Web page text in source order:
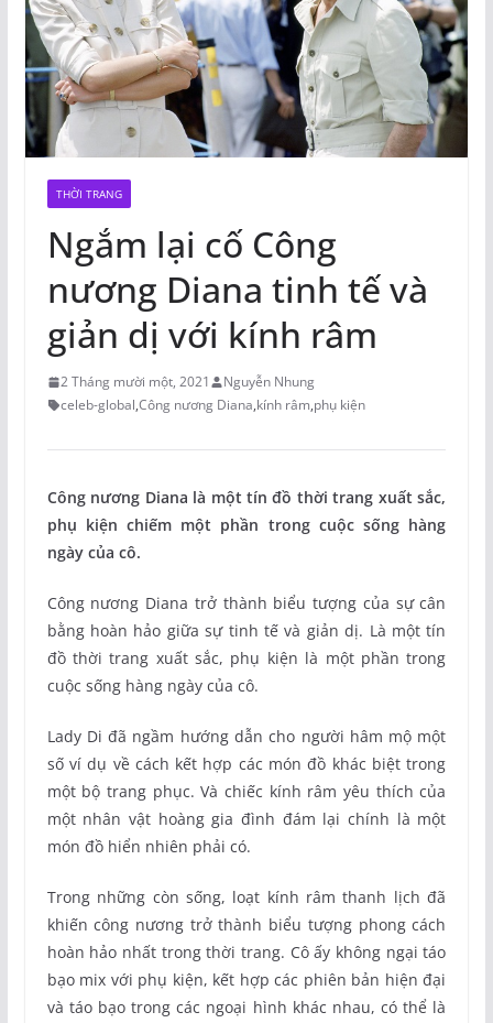
THỜI TRANG
Ngắm lại cố Công
nương Diana tinh tế và
giản dị với kính râm
2 Tháng mười một, 2021
Nguyễn Nhung
celeb-global,Công nương Diana,kính râm,phụ kiện
Công nương Diana là một tín đồ thời trang xuất sắc,
phụ kiện chiếm một phần trong cuộc sống hàng
ngày của cô.
Công nương Diana trở thành biểu tượng của sự cân
bằng hoàn hảo giữa sự tinh tế và giản dị. Là một tín
đồ thời trang xuất sắc, phụ kiện là một phần trong
cuộc sống hàng ngày của cô.
Lady Di đã ngầm hướng dẫn cho người hâm mộ một
số ví dụ về cách kết hợp các món đồ khác biệt trong
một bộ trang phục. Và chiếc kính râm yêu thích của
một nhân vật hoàng gia đình đám lại chính là một
món đồ hiển nhiên phải có.
Trong những còn sống, loạt kính râm thanh lịch đã
khiến công nương trở thành biểu tượng phong cách
hoàn hảo nhất trong thời trang. Cô ấy không ngại táo
bạo mix với phụ kiện, kết hợp các phiên bản hiện đại
và táo bạo trong các ngoại hình khác nhau, có thể là